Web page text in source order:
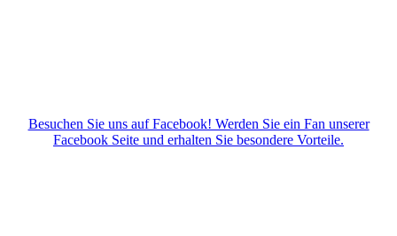
Besuchen Sie uns auf Facebook! Werden Sie ein Fan unserer
Facebook Seite und erhalten Sie besondere Vorteile.